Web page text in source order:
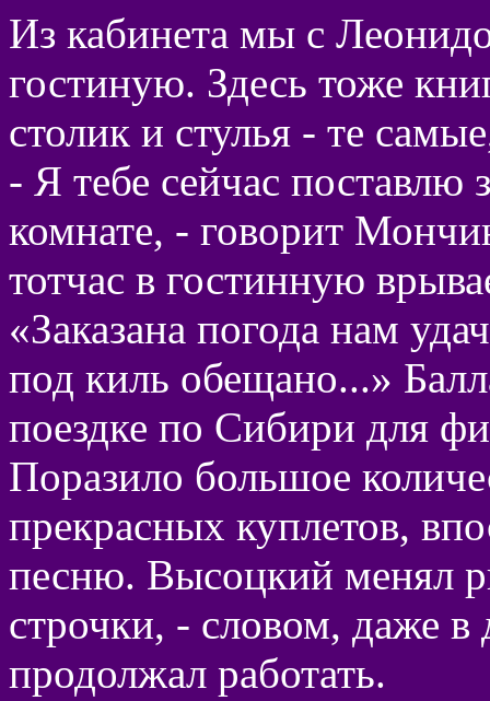
Из кабинета мы с
гостиную. Здесь тоже
столик и стулья - те
- Я тебе сейчас поставлю
комнате, - говорит
тотчас в гостинную
«Заказана погода нам
под киль обещано...»
поездке по Сибири для
Поразило большое
прекрасных куплетов,
песню. Высоцкий менял
строчки, - словом, даже в
продолжал работать.